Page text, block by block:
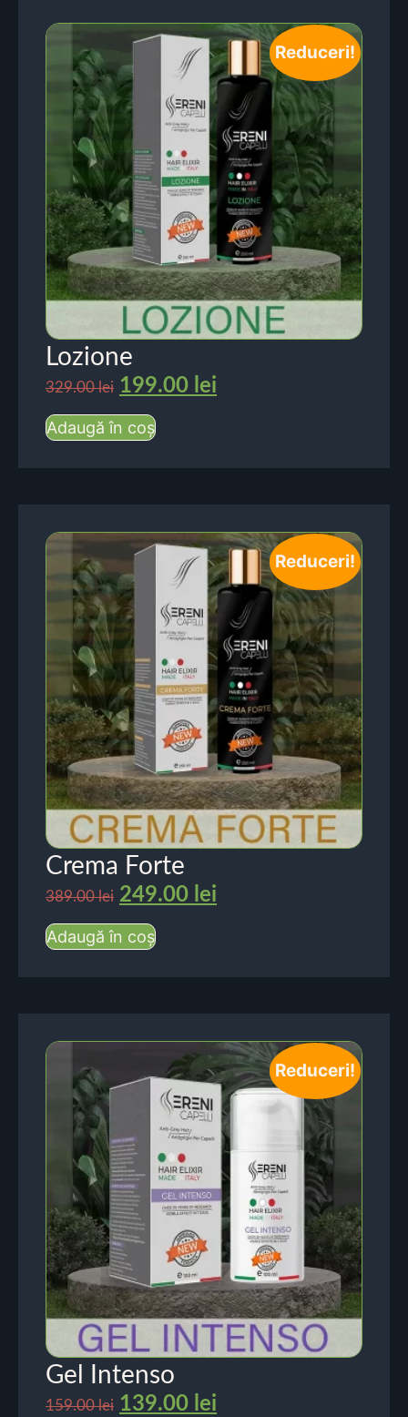
Reduceri!
Lozione
329.00lei 199.00 lei
Adaugă în coș
Reduceri!
Crema Forte
389.00lei 249.00 lei
Adaugă în coș
Reduceri!
Gel Intenso
159.00lei 139.00 lei